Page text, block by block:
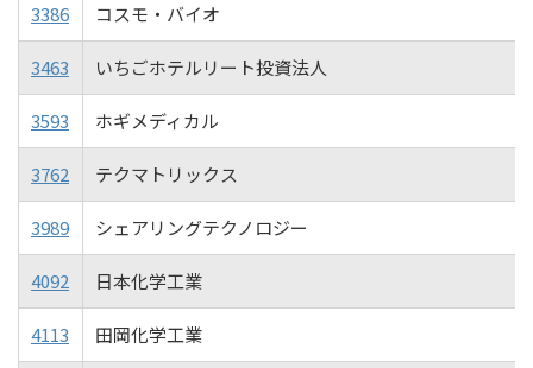
3386 コスモ・バイオ
3463 いちごホテルリート投資法人
3593 ホギメディカル
3762 テクマトリックス
3989 シェアリングテクノロジー
4092 日本化学工業
4113 田岡化学工業